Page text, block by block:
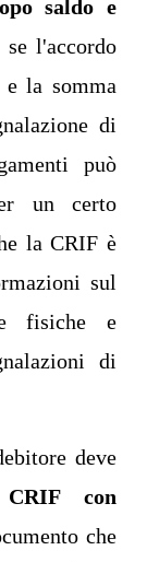
saldo e
l'accordo
la somma
di
può
un certo
la CRIF è
sul
fisiche e
di
deve
CRIF con
che